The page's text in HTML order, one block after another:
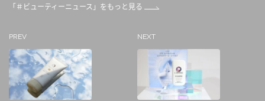
「＃ビューティーニュース」をもっと見る
PREV NEXT